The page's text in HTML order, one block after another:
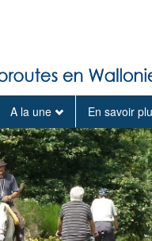
A la une En savoir